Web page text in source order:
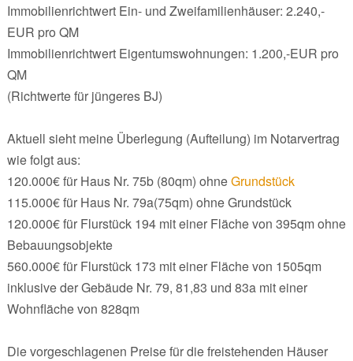
Immobilienrichtwert Ein- und Zweifamilienhäuser: 2.240,-
EUR pro QM
Immobilienrichtwert Eigentumswohnungen: 1.200,-EUR pro
QM
(Richtwerte für jüngeres BJ)
Aktuell sieht meine Überlegung (Aufteilung) im Notarvertrag
wie folgt aus:
120.000€ für Haus Nr. 75b (80qm) ohneGrundstück
115.000€ für Haus Nr. 79a(75qm) ohne Grundstück
120.000€ für Flurstück 194 mit einer Fläche von 395qm ohne
Bebauungsobjekte
560.000€ für Flurstück 173 mit einer Fläche von 1505qm
inklusive der Gebäude Nr. 79, 81,83 und 83a mit einer
Wohnfläche von 828qm
Die vorgeschlagenen Preise für die freistehenden Häuser